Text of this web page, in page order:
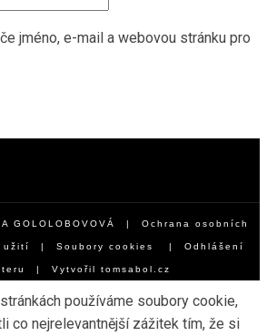
jméno, e-mail a webovou stránku pro
GOLOLOBOVOVÁ | Ochrana osobních
užití | Soubory cookies | Odhlášení
| Vytvořil tomsabol.cz
používáme soubory cookie,
co nejrelevantnější zážitek tím, že si